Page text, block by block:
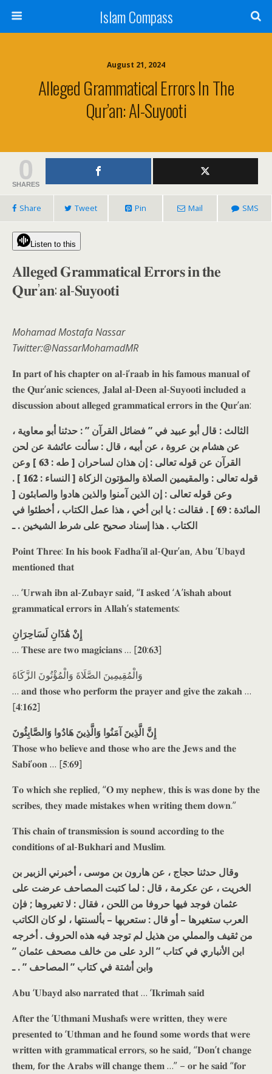
Islam Compass
August 21, 2024
Alleged Grammatical Errors In The
Qur’an: Al-Suyooti
0
SHARES
Share Tweet Pin Mail SMS
Listen to this
𝐀𝐥𝐥𝐞𝐠𝐞𝐝 𝐆𝐫𝐚𝐦𝐦𝐚𝐭𝐢𝐜𝐚𝐥 𝐄𝐫𝐫𝐨𝐫𝐬 𝐢𝐧 𝐭𝐡𝐞
𝐐𝐮𝐫’𝐚𝐧: 𝐚𝐥-𝐒𝐮𝐲𝐨𝐨𝐭𝐢
Mohamad Mostafa Nassar
Twitter:@NassarMohamadMR
𝐈𝐧 𝐩𝐚𝐫𝐭 𝐨𝐟 𝐡𝐢𝐬 𝐜𝐡𝐚𝐩𝐭𝐞𝐫 𝐨𝐧 𝐚𝐥-𝐢’𝐫𝐚𝐚𝐛 𝐢𝐧 𝐡𝐢𝐬 𝐟𝐚𝐦𝐨𝐮𝐬 𝐦𝐚𝐧𝐮𝐚𝐥 𝐨𝐟
𝐭𝐡𝐞 𝐐𝐮𝐫’𝐚𝐧𝐢𝐜 𝐬𝐜𝐢𝐞𝐧𝐜𝐞𝐬, 𝐉𝐚𝐥𝐚𝐥 𝐚𝐥-𝐃𝐞𝐞𝐧 𝐚𝐥-𝐒𝐮𝐲𝐨𝐨𝐭𝐢 𝐢𝐧𝐜𝐥𝐮𝐝𝐞𝐝 𝐚
𝐝𝐢𝐬𝐜𝐮𝐬𝐬𝐢𝐨𝐧 𝐚𝐛𝐨𝐮𝐭 𝐚𝐥𝐥𝐞𝐠𝐞𝐝 𝐠𝐫𝐚𝐦𝐦𝐚𝐭𝐢𝐜𝐚𝐥 𝐞𝐫𝐫𝐨𝐫𝐬 𝐢𝐧 𝐭𝐡𝐞 𝐐𝐮𝐫’𝐚𝐧:
الثالث : قال أبو عبيد في ” فضائل القرآن ” : حدثنا أبو معاوية ،
عن هشام بن عروة ، عن أبيه ، قال : سألت عائشة عن لحن
القرآن عن قوله تعالى : إن هذان لساحران [ طه : 𝟔𝟑 ] وعن
قوله تعالى : والمقيمين الصلاة والمؤتون الزكاة [ النساء : 𝟏𝟔𝟐 ] .
وعن قوله تعالى : إن الذين آمنوا والذين هادوا والصابئون [
المائدة : 𝟔𝟗 ] . فقالت : يا ابن أخي ، هذا عمل الكتاب ، أخطئوا في
الكتاب . هذا إسناد صحيح على شرط الشيخين . ـ
𝐏𝐨𝐢𝐧𝐭 𝐓𝐡𝐫𝐞𝐞: 𝐈𝐧 𝐡𝐢𝐬 𝐛𝐨𝐨𝐤 𝐅𝐚𝐝𝐡𝐚’𝐢𝐥 𝐚𝐥-𝐐𝐮𝐫’𝐚𝐧, 𝐀𝐛𝐮 ‘𝐔𝐛𝐚𝐲𝐝
𝐦𝐞𝐧𝐭𝐢𝐨𝐧𝐞𝐝 𝐭𝐡𝐚𝐭
… ‘𝐔𝐫𝐰𝐚𝐡 𝐢𝐛𝐧 𝐚𝐥-𝐙𝐮𝐛𝐚𝐲𝐫 𝐬𝐚𝐢𝐝, “𝐈 𝐚𝐬𝐤𝐞𝐝 ‘𝐀’𝐢𝐬𝐡𝐚𝐡 𝐚𝐛𝐨𝐮𝐭
𝐠𝐫𝐚𝐦𝐦𝐚𝐭𝐢𝐜𝐚𝐥 𝐞𝐫𝐫𝐨𝐫𝐬 𝐢𝐧 𝐀𝐥𝐥𝐚𝐡’𝐬 𝐬𝐭𝐚𝐭𝐞𝐦𝐞𝐧𝐭𝐬:
إِنْ هَٰذَانِ لَسَاحِرَانِ
… 𝐓𝐡𝐞𝐬𝐞 𝐚𝐫𝐞 𝐭𝐰𝐨 𝐦𝐚𝐠𝐢𝐜𝐢𝐚𝐧𝐬 … [𝟐𝟎:𝟔𝟑]
وَالْمُقِيمِينَ الصَّلَاةَ وَالْمُؤْتُونَ الزَّكَاةَ
… 𝐚𝐧𝐝 𝐭𝐡𝐨𝐬𝐞 𝐰𝐡𝐨 𝐩𝐞𝐫𝐟𝐨𝐫𝐦 𝐭𝐡𝐞 𝐩𝐫𝐚𝐲𝐞𝐫 𝐚𝐧𝐝 𝐠𝐢𝐯𝐞 𝐭𝐡𝐞 𝐳𝐚𝐤𝐚𝐡 …
[𝟒:𝟏𝟔𝟐]
إِنَّ الَّذِينَ آمَنُوا وَالَّذِينَ هَادُوا وَالصَّابِئُونَ
𝐓𝐡𝐨𝐬𝐞 𝐰𝐡𝐨 𝐛𝐞𝐥𝐢𝐞𝐯𝐞 𝐚𝐧𝐝 𝐭𝐡𝐨𝐬𝐞 𝐰𝐡𝐨 𝐚𝐫𝐞 𝐭𝐡𝐞 𝐉𝐞𝐰𝐬 𝐚𝐧𝐝 𝐭𝐡𝐞
𝐒𝐚𝐛𝐢’𝐨𝐨𝐧 … [𝟓:𝟔𝟗]
𝐓𝐨 𝐰𝐡𝐢𝐜𝐡 𝐬𝐡𝐞 𝐫𝐞𝐩𝐥𝐢𝐞𝐝, “𝐎 𝐦𝐲 𝐧𝐞𝐩𝐡𝐞𝐰, 𝐭𝐡𝐢𝐬 𝐢𝐬 𝐰𝐚𝐬 𝐝𝐨𝐧𝐞 𝐛𝐲 𝐭𝐡𝐞
𝐬𝐜𝐫𝐢𝐛𝐞𝐬, 𝐭𝐡𝐞𝐲 𝐦𝐚𝐝𝐞 𝐦𝐢𝐬𝐭𝐚𝐤𝐞𝐬 𝐰𝐡𝐞𝐧 𝐰𝐫𝐢𝐭𝐢𝐧𝐠 𝐭𝐡𝐞𝐦 𝐝𝐨𝐰𝐧.”
𝐓𝐡𝐢𝐬 𝐜𝐡𝐚𝐢𝐧 𝐨𝐟 𝐭𝐫𝐚𝐧𝐬𝐦𝐢𝐬𝐬𝐢𝐨𝐧 𝐢𝐬 𝐬𝐨𝐮𝐧𝐝 𝐚𝐜𝐜𝐨𝐫𝐝𝐢𝐧𝐠 𝐭𝐨 𝐭𝐡𝐞
𝐜𝐨𝐧𝐝𝐢𝐭𝐢𝐨𝐧𝐬 𝐨𝐟 𝐚𝐥-𝐁𝐮𝐤𝐡𝐚𝐫𝐢 𝐚𝐧𝐝 𝐌𝐮𝐬𝐥𝐢𝐦.
وقال حدثنا حجاج ، عن هارون بن موسى ، أخبرني الزبير بن
الخريت ، عن عكرمة ، قال : لما كتبت المصاحف عرضت على
عثمان فوجد فيها حروفا من اللحن ، فقال : لا تغيروها ; فإن
العرب ستغيرها – أو قال : ستعربها – بألسنتها ، لو كان الكاتب
من ثقيف والمملي من هذيل لم توجد فيه هذه الحروف . أخرجه
ابن الأنباري في كتاب ” الرد على من خالف مصحف عثمان ”
وابن أشتة في كتاب ” المصاحف ” . ـ
𝐀𝐛𝐮 ‘𝐔𝐛𝐚𝐲𝐝 𝐚𝐥𝐬𝐨 𝐧𝐚𝐫𝐫𝐚𝐭𝐞𝐝 𝐭𝐡𝐚𝐭 … ‘𝐈𝐤𝐫𝐢𝐦𝐚𝐡 𝐬𝐚𝐢𝐝
𝐀𝐟𝐭𝐞𝐫 𝐭𝐡𝐞 ‘𝐔𝐭𝐡𝐦𝐚𝐧𝐢 𝐌𝐮𝐬𝐡𝐚𝐟𝐬 𝐰𝐞𝐫𝐞 𝐰𝐫𝐢𝐭𝐭𝐞𝐧, 𝐭𝐡𝐞𝐲 𝐰𝐞𝐫𝐞
𝐩𝐫𝐞𝐬𝐞𝐧𝐭𝐞𝐝 𝐭𝐨 ‘𝐔𝐭𝐡𝐦𝐚𝐧 𝐚𝐧𝐝 𝐡𝐞 𝐟𝐨𝐮𝐧𝐝 𝐬𝐨𝐦𝐞 𝐰𝐨𝐫𝐝𝐬 𝐭𝐡𝐚𝐭 𝐰𝐞𝐫𝐞
𝐰𝐫𝐢𝐭𝐭𝐞𝐧 𝐰𝐢𝐭𝐡 𝐠𝐫𝐚𝐦𝐦𝐚𝐭𝐢𝐜𝐚𝐥 𝐞𝐫𝐫𝐨𝐫𝐬, 𝐬𝐨 𝐡𝐞 𝐬𝐚𝐢𝐝, “𝐃𝐨𝐧’𝐭 𝐜𝐡𝐚𝐧𝐠𝐞
𝐭𝐡𝐞𝐦, 𝐟𝐨𝐫 𝐭𝐡𝐞 𝐀𝐫𝐚𝐛𝐬 𝐰𝐢𝐥𝐥 𝐜𝐡𝐚𝐧𝐠𝐞 𝐭𝐡𝐞𝐦 …” – 𝐨𝐫 𝐡𝐞 𝐬𝐚𝐢𝐝 “𝐟𝐨𝐫